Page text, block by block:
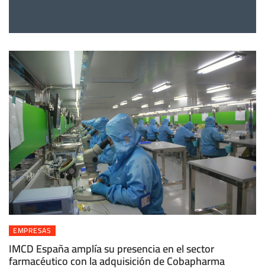
EMPRESAS
IMCD España amplía su presencia en el sector
farmacéutico con la adquisición de Cobapharma